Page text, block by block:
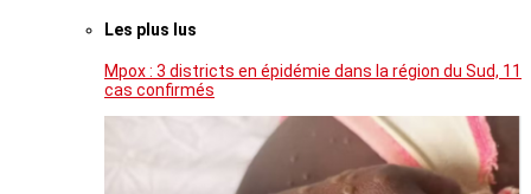
Les plus lus
Mpox : 3 districts en épidémie dans la région du Sud, 11
cas confirmés